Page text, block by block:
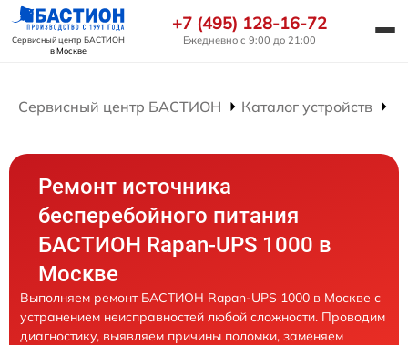
Сервисный центр БАСТИОН
в Москве
+7 (495) 128-16-72
Ежедневно с 9:00 до 21:00
Сервисный центр БАСТИОН Каталог устройств
Ремонт источника
бесперебойного питания
БАСТИОН Rapan-UPS 1000 в
Москве
Выполняем ремонт БАСТИОН Rapan-UPS 1000 в Москве с
устранением неисправностей любой сложности. Проводим
диагностику, выявляем причины поломки, заменяем